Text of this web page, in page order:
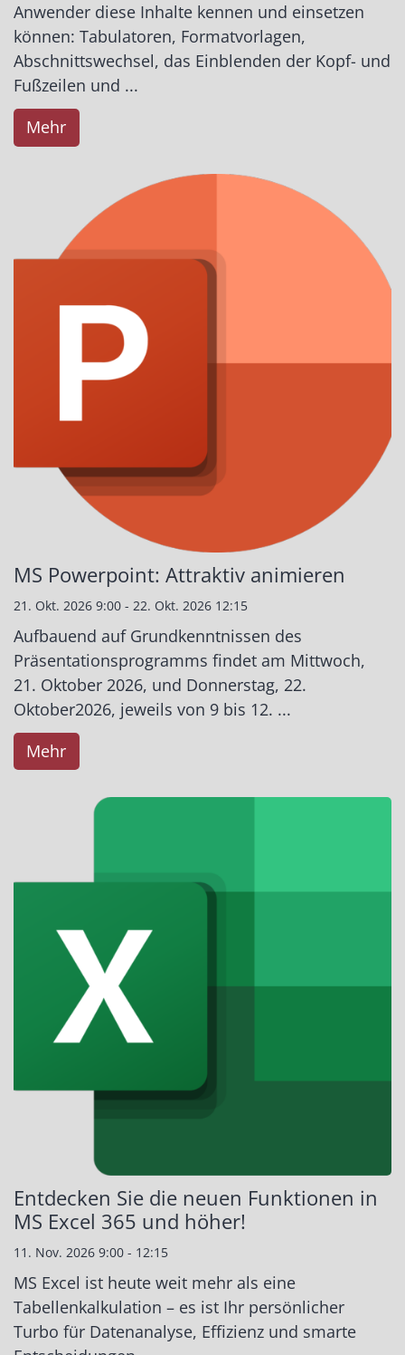
Anwender diese Inhalte kennen und einsetzen
können: Tabulatoren, Formatvorlagen,
Abschnittswechsel, das Einblenden der Kopf- und
Fußzeilen und ...
Mehr
MS Powerpoint: Attraktiv animieren
21. Okt. 2026 9:00 - 22. Okt. 2026 12:15
Aufbauend auf Grundkenntnissen des
Präsentationsprogramms findet am Mittwoch,
21. Oktober 2026, und Donnerstag, 22.
Oktober2026, jeweils von 9 bis 12. ...
Mehr
Entdecken Sie die neuen Funktionen in
MS Excel 365 und höher!
11. Nov. 2026 9:00 - 12:15
MS Excel ist heute weit mehr als eine
Tabellenkalkulation – es ist Ihr persönlicher
Turbo für Datenanalyse, Effizienz und smarte